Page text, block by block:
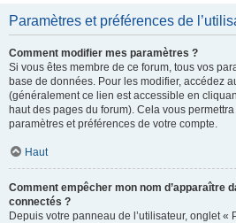
Paramètres et préférences de
Comment modifier mes paramètres ?
Si vous êtes membre de ce forum, tous vos
base de données. Pour les modifier, accédez
(généralement ce lien est accessible en
haut des pages du forum). Cela vous
paramètres et préférences de votre compte.
Haut
Comment empêcher mon nom d’apparaître
connectés ?
Depuis votre panneau de l’utilisateur, onglet «